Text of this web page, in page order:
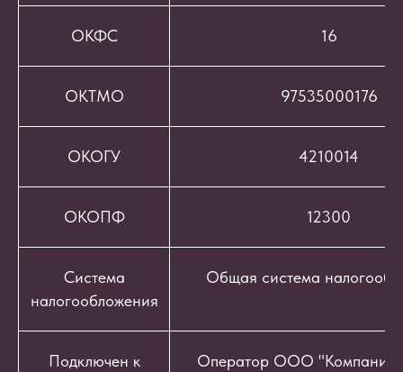
ОКФС 16
ОКТМО 97535000176
ОКОГУ 4210014
ОКОПФ 12300
Система
налогообложения
Общая система
Подключен к
Оператор ООО "Компания